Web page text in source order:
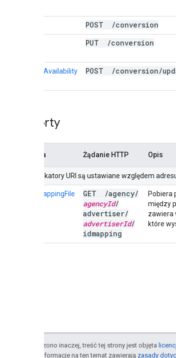
POST /conversion
PUT /conversion
updateAvailability POST /conversion/
Raporty
Metoda Żądanie HTTP Opis
Identyfikatory URI są ustawiane względem
getIdMappingFile GET /agency/
agencyId/
advertiser/
advertiserId/
idmapping
Pobiera
między
zawiera
które
O ile nie stwierdzono inaczej, treść tej strony jest objęta
Szczegółowe informacje na ten temat zawierają zasady